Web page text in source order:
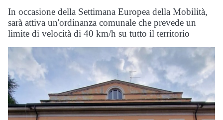
In occasione della Settimana Europea della Mobilità,
sarà attiva un'ordinanza comunale che prevede un
limite di velocità di 40 km/h su tutto il territorio